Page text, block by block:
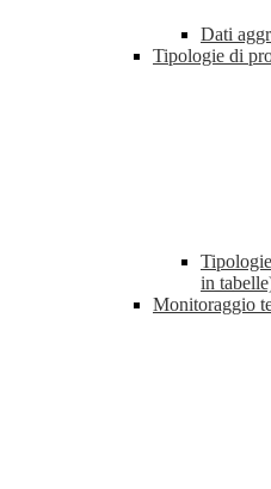
Dati
Tipologie di
in
Monitoraggio